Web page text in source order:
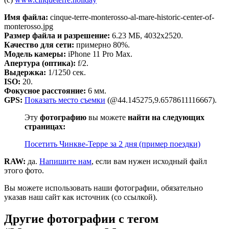
Имя файла: cinque-terre-monterosso-al-mare-historic-center-of-
monterosso.jpg
Размер файла и разрешение: 6.23 МБ, 4032x2520.
Качество для сети: примерно 80%.
Модель камеры: iPhone 11 Pro Max.
Апертура (оптика): f/2.
Выдержка: 1/1250 сек.
ISO: 20.
Фокусное расстояние: 6 мм.
GPS: Показать место съемки (@44.145275,9.6578611116667).
Эту фотографию вы можете найти на следующих
страницах:
Посетить Чинкве-Терре за 2 дня (пример поездки)
RAW: да. Напишите нам, если вам нужен исходный файл
этого фото.
Вы можете использовать наши фотографии, обязательно
указав наш сайт как источник (со ссылкой).
Другие фотографии с тегом